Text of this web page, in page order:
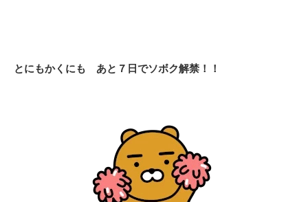
とにもかくにも あと７日でソボク解禁！！